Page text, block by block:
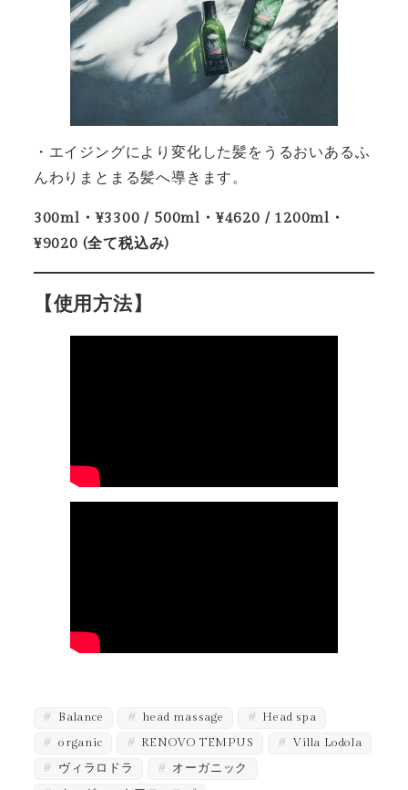
・エイジングにより変化した髪をうるおいあるふ
んわりまとまる髪へ導きます。
300ml・¥3300 / 500ml・¥4620 / 1200ml・
¥9020 (全て税込み)
【使用方法】
Balance head massage
Head spa
organic
RENOVO TEMPUS
Villa Lodola
ヴィラロドラ
オーガニック